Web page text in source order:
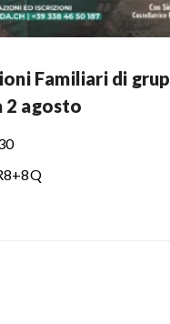
Familiari di
2 agosto